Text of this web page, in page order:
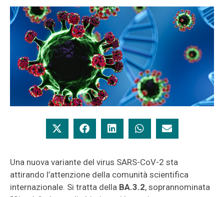
Una nuova variante del virus SARS-CoV-2 sta
attirando l’attenzione della comunità scientifica
internazionale. Si tratta della BA.3.2, soprannominata